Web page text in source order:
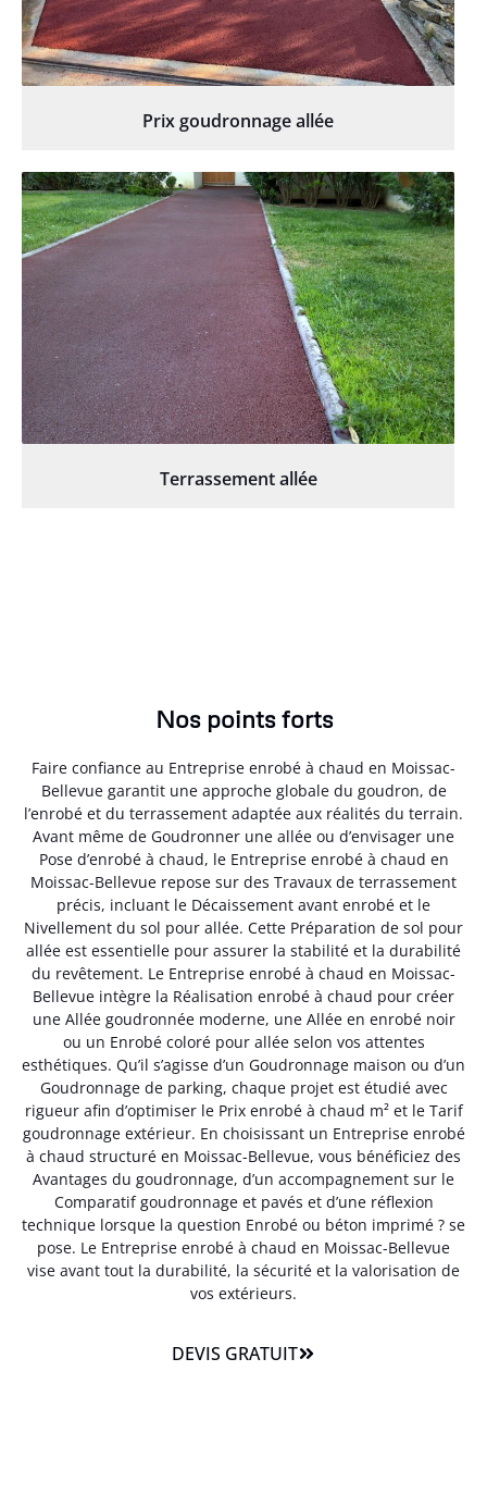
Prix goudronnage allée
Terrassement allée
Nos points forts
Faire confiance au Entreprise enrobé à chaud en Moissac-
Bellevue garantit une approche globale du goudron, de
l’enrobé et du terrassement adaptée aux réalités du terrain.
Avant même de Goudronner une allée ou d’envisager une
Pose d’enrobé à chaud, le Entreprise enrobé à chaud en
Moissac-Bellevue repose sur des Travaux de terrassement
précis, incluant le Décaissement avant enrobé et le
Nivellement du sol pour allée. Cette Préparation de sol pour
allée est essentielle pour assurer la stabilité et la durabilité
du revêtement. Le Entreprise enrobé à chaud en Moissac-
Bellevue intègre la Réalisation enrobé à chaud pour créer
une Allée goudronnée moderne, une Allée en enrobé noir
ou un Enrobé coloré pour allée selon vos attentes
esthétiques. Qu’il s’agisse d’un Goudronnage maison ou d’un
Goudronnage de parking, chaque projet est étudié avec
rigueur afin d’optimiser le Prix enrobé à chaud m² et le Tarif
goudronnage extérieur. En choisissant un Entreprise enrobé
à chaud structuré en Moissac-Bellevue, vous bénéficiez des
Avantages du goudronnage, d’un accompagnement sur le
Comparatif goudronnage et pavés et d’une réflexion
technique lorsque la question Enrobé ou béton imprimé ? se
pose. Le Entreprise enrobé à chaud en Moissac-Bellevue
vise avant tout la durabilité, la sécurité et la valorisation de
vos extérieurs.
DEVIS GRATUIT